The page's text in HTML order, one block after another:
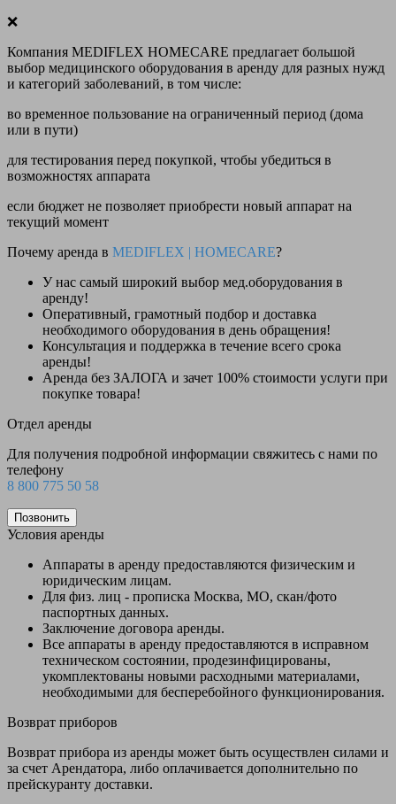
❌
Компания MEDIFLEX HOMECARE предлагает большой
выбор медицинского оборудования в аренду для разных нужд
и категорий заболеваний, в том числе:
во временное пользование на ограниченный период (дома
или в пути)
для тестирования перед покупкой, чтобы убедиться в
возможностях аппарата
если бюджет не позволяет приобрести новый аппарат на
текущий момент
Почему аренда в MEDIFLEX | HOMECARE?
У нас самый широкий выбор мед.оборудования в
аренду!
Оперативный, грамотный подбор и доставка
необходимого оборудования в день обращения!
Консультация и поддержка в течение всего срока
аренды!
Аренда без ЗАЛОГА и зачет 100% стоимости услуги при
покупке товара!
Отдел аренды
Для получения подробной информации свяжитесь с нами по
телефону
8 800 775 50 58
Позвонить
Условия аренды
Аппараты в аренду предоставляются физическим и
юридическим лицам.
Для физ. лиц - прописка Москва, МО, скан/фото
паспортных данных.
Заключение договора аренды.
Все аппараты в аренду предоставляются в исправном
техническом состоянии, продезинфицированы,
укомплектованы новыми расходными материалами,
необходимыми для бесперебойного функционирования.
Возврат приборов
Возврат прибора из аренды может быть осуществлен силами и
за счет Арендатора, либо оплачивается дополнительно по
прейскуранту доставки.